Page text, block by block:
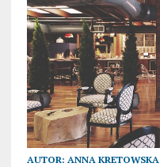
AUTOR: ANNA KRETOWSKA